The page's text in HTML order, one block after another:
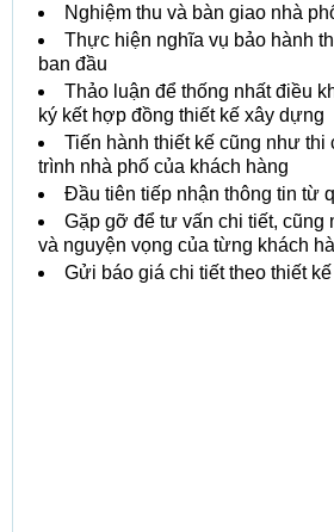
Nghiệm thu và bàn giao nhà
Thực hiện nghĩa vụ bảo hành
ban đầu
Thảo luận để thống nhất điều
ký kết hợp đồng thiết kế xây dựng
Tiến hành thiết kế cũng như thi
trình nhà phố của khách hàng
Đầu tiên tiếp nhận thông tin từ
Gặp gỡ để tư vấn chi tiết, cũng
và nguyện vọng của từng khách
Gửi báo giá chi tiết theo thiết